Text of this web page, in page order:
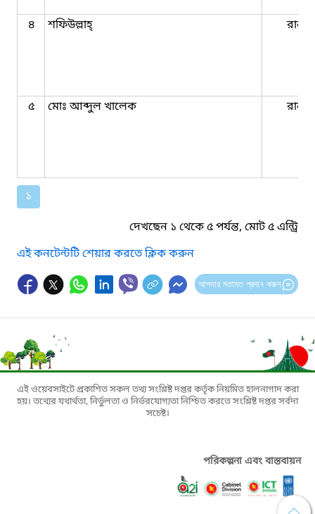
৪ শফিউল্লাহ্‌ রানার
৫ মোঃ আব্দুল খালেক রানার
১
দেখছেন ১ থেকে ৫ পর্যন্ত, মোট ৫ এন্ট্রি
এই কনটেন্টটি শেয়ার করতে ক্লিক করুন
আপনার মতামত প্রদান করুন
এই ওয়েবসাইটে প্রকাশিত সকল তথ্য সংশ্লিষ্ট দপ্তর কর্তৃক নিয়মিত হালনাগাদ করা
হয়। তথ্যের যথার্থতা, নির্ভুলতা ও নির্ভরযোগ্যতা নিশ্চিত করতে সংশ্লিষ্ট দপ্তর সর্বদা
সচেষ্ট।
পরিকল্পনা এবং বাস্তবায়ন